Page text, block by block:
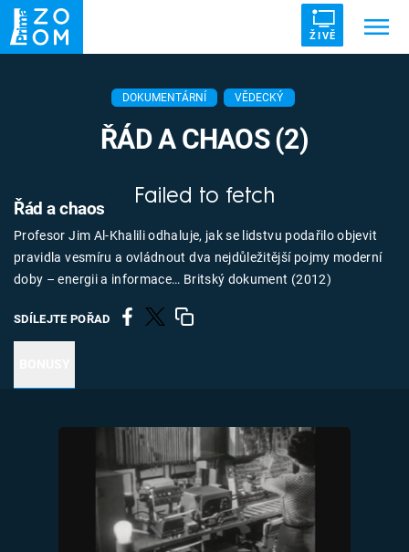
ŽIVĚ
ZRÁDCI UFO DRUHÁ SVĚTOVÁ VÁLKA
VETŘELCI DÁVNOVĚKU
Témata
Témata
Pořady
Časopis
Sledujte prima+
Přihlášení
DOKUMENTÁRNÍ VĚDECKÝ
ŘÁD A CHAOS (2)
Failed to fetch
Profesor Jim Al-Khalili odhaluje, jak se lidstvu podařilo objevit
pravidla vesmíru a ovládnout dva nejdůležitější pojmy moderní
doby – energii a informace… Britský dokument (2012)
SDÍLEJTE POŘAD
Řád a chaos